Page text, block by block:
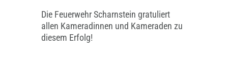
Die Feuerwehr Scharnstein gratuliert
allen Kameradinnen und Kameraden zu
diesem Erfolg!